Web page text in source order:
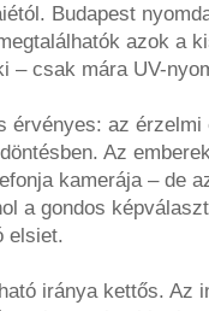
Budapest
azok a
– csak mára UV-
érvényes: az
Az
kamerája – de
a gondos
elsiet.
iránya kettős. Az